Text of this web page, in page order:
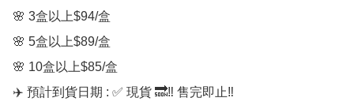
🌸 3盒以上$94/盒
🌸 5盒以上$89/盒
🌸 10盒以上$85/盒
✈️ 預計到貨日期 : ✅ 現貨 🔜‼️ 售完即止‼️